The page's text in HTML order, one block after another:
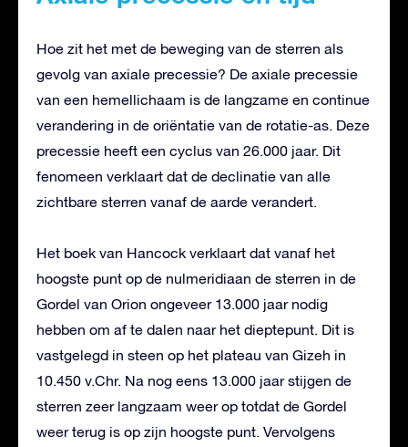
Hoe zit het met de beweging van de sterren als
gevolg van axiale precessie? De axiale precessie
van een hemellichaam is de langzame en continue
verandering in de oriëntatie van de rotatie-as. Deze
precessie heeft een cyclus van 26.000 jaar. Dit
fenomeen verklaart dat de declinatie van alle
zichtbare sterren vanaf de aarde verandert.
Het boek van Hancock verklaart dat vanaf het
hoogste punt op de nulmeridiaan de sterren in de
Gordel van Orion ongeveer 13.000 jaar nodig
hebben om af te dalen naar het dieptepunt. Dit is
vastgelegd in steen op het plateau van Gizeh in
10.450 v.Chr. Na nog eens 13.000 jaar stijgen de
sterren zeer langzaam weer op totdat de Gordel
weer terug is op zijn hoogste punt. Vervolgens